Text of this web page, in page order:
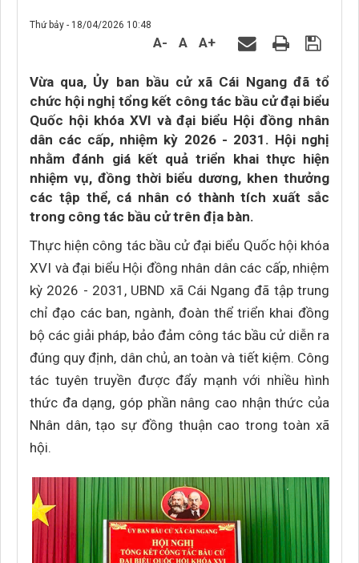
Thứ bảy - 18/04/2026 10:48
A- A A+
Vừa qua, Ủy ban bầu cử xã Cái Ngang đã tổ
chức hội nghị tổng kết công tác bầu cử đại biểu
Quốc hội khóa XVI và đại biểu Hội đồng nhân
dân các cấp, nhiệm kỳ 2026 - 2031. Hội nghị
nhằm đánh giá kết quả triển khai thực hiện
nhiệm vụ, đồng thời biểu dương, khen thưởng
các tập thể, cá nhân có thành tích xuất sắc
trong công tác bầu cử trên địa bàn.
Thực hiện công tác bầu cử đại biểu Quốc hội khóa
XVI và đại biểu Hội đồng nhân dân các cấp, nhiệm
kỳ 2026 - 2031, UBND xã Cái Ngang đã tập trung
chỉ đạo các ban, ngành, đoàn thể triển khai đồng
bộ các giải pháp, bảo đảm công tác bầu cử diễn ra
đúng quy định, dân chủ, an toàn và tiết kiệm. Công
tác tuyên truyền được đẩy mạnh với nhiều hình
thức đa dạng, góp phần nâng cao nhận thức của
Nhân dân, tạo sự đồng thuận cao trong toàn xã
hội.